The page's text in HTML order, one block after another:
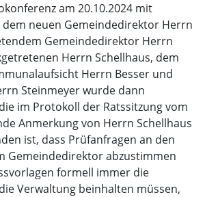
am 20.10.2024 mit
dem neuen Gemeindedirektor Herrn
Gemeindedirektor Herrn
Herrn Schellhaus, dem
Herrn Besser und
Steinmeyer wurde dann
im Protokoll der Ratssitzung vom
Anmerkung von Herrn Schellhaus
ist, dass Prüfanfragen an den
Gemeindedirektor abzustimmen
formell immer die
Verwaltung beinhalten müssen,